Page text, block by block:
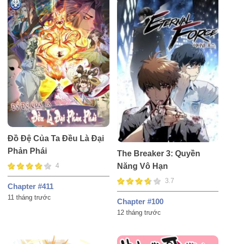
Đồ Đệ Của Ta Đều Là Đại
Phản Phái
4
Chapter #411
11 tháng trước
The Breaker 3: Quyền
Năng Vô Hạn
3.7
Chapter #100
12 tháng trước